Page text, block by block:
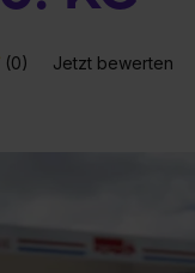
(0) Jetzt bewerten
Cooles zu sehen!
Cooles zu sehen!